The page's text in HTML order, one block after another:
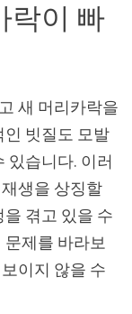
락이 빠
새 머리카락을
빗질도 모발
있습니다. 이러
생을 상징할
겪고 있을 수
제를 바라보
이지 않을 수